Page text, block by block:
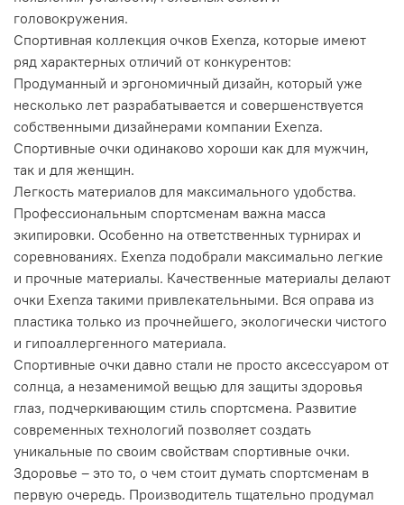
головокружения.
Спортивная коллекция очков Exenza, которые имеют
ряд характерных отличий от конкурентов:
Продуманный и эргономичный дизайн, который уже
несколько лет разрабатывается и совершенствуется
собственными дизайнерами компании Exenza.
Спортивные очки одинаково хороши как для мужчин,
так и для женщин.
Легкость материалов для максимального удобства.
Профессиональным спортсменам важна масса
экипировки. Особенно на ответственных турнирах и
соревнованиях. Exenza подобрали максимально легкие
и прочные материалы. Качественные материалы делают
очки Exenza такими привлекательными. Вся оправа из
пластика только из прочнейшего, экологически чистого
и гипоаллергенного материала.
Спортивные очки давно стали не просто аксессуаром от
солнца, а незаменимой вещью для защиты здоровья
глаз, подчеркивающим стиль спортсмена. Развитие
современных технологий позволяет создать
уникальные по своим свойствам спортивные очки.
Здоровье – это то, о чем стоит думать спортсменам в
первую очередь. Производитель тщательно продумал